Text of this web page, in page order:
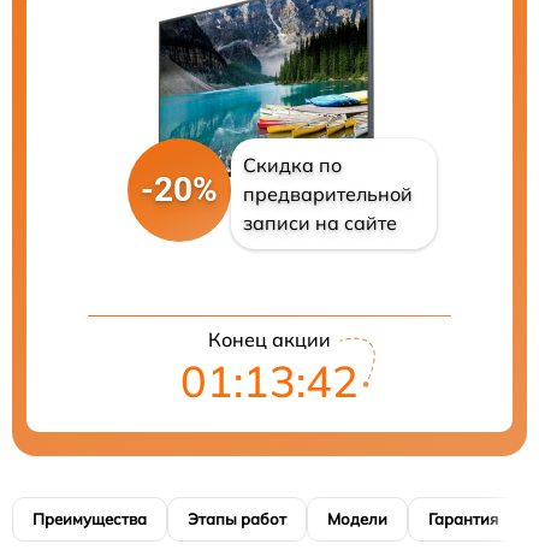
-20%
Скидка по
предварительной
записи на сайте
Конец акции
01:13:41
Преимущества Этапы работ Модели Гарантия